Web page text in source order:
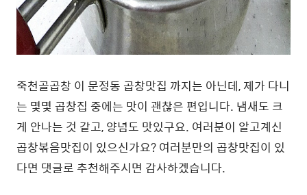
죽천골곱창 이 문정동 곱창맛집 까지는 아닌데, 제가 다니
는 몇몇 곱창집 중에는 맛이 괜찮은 편입니다. 냄새도 크
게 안나는 것 같고, 양념도 맛있구요. 여러분이 알고계신
곱창볶음맛집이 있으신가요? 여러분만의 곱창맛집이 있
다면 댓글로 추천해주시면 감사하겠습니다.